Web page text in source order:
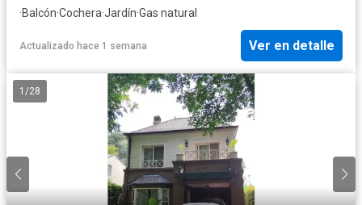
·Balcón·Cochera·Jardín·Gas natural
Actualizado hace 1 semana Ver en detalle
1 /28